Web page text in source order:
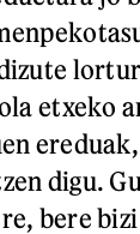
etxeko
digu.
bere